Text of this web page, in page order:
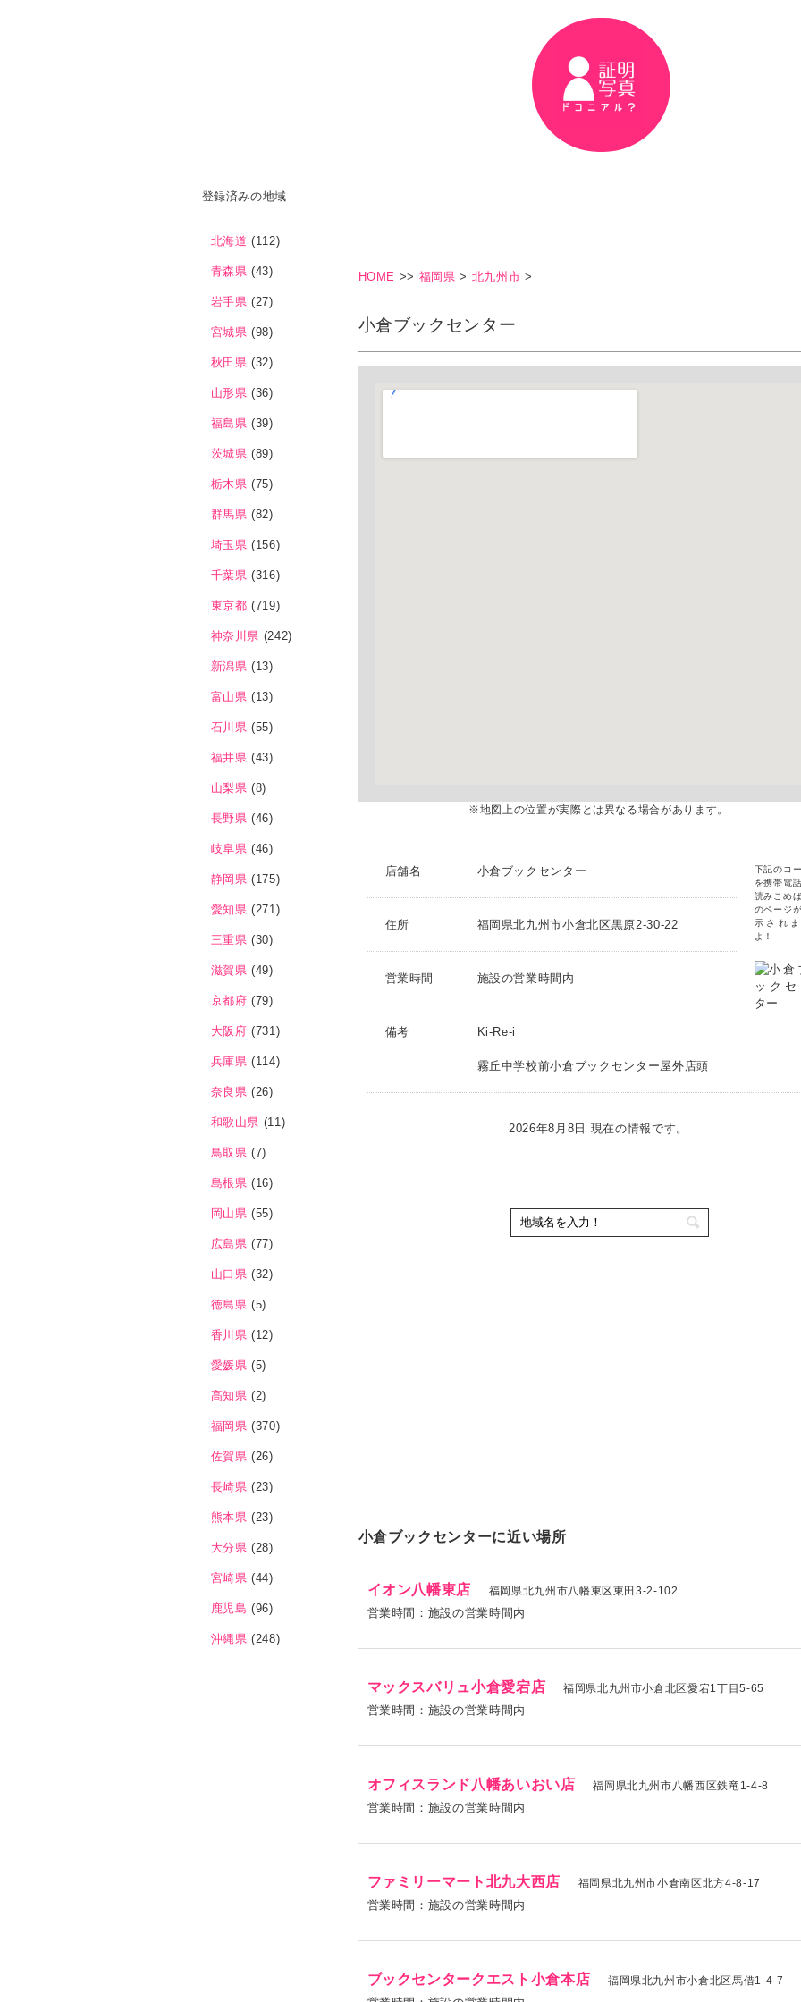
HOME >> 福岡県 > 北九州市 >
小倉ブックセンター
※地図上の位置が実際とは異なる場合があります。
店舗名 小倉ブックセンター
下記のコ
を携帯電
読みこめ
のページ
示され
よ！
住所 福岡県北九州市小倉北区黒原2-30-22
営業時間 施設の営業時間内
備考 Ki-Re-i
霧丘中学校前小倉ブックセンター屋外店頭
2026年8月8日 現在の情報です。
小倉ブックセンターに近い場所
イオン八幡東店 福岡県北九州市八幡東区東田3-2-102
営業時間：施設の営業時間内
マックスバリュ小倉愛宕店 福岡県北九州市小倉北区愛宕1丁目5-65
営業時間：施設の営業時間内
オフィスランド八幡あいおい店 福岡県北九州市八幡西区鉄竜1-4-8
営業時間：施設の営業時間内
ファミリーマート北九大西店 福岡県北九州市小倉南区北方4-8-17
営業時間：施設の営業時間内
ブックセンタークエスト小倉本店 福岡県北九州市小倉北区馬借1-4-7
登録済みの地域
北海道 (112)
青森県 (43)
岩手県 (27)
宮城県 (98)
秋田県 (32)
山形県 (36)
福島県 (39)
茨城県 (89)
栃木県 (75)
群馬県 (82)
埼玉県 (156)
千葉県 (316)
東京都 (719)
神奈川県 (242)
新潟県 (13)
富山県 (13)
石川県 (55)
福井県 (43)
山梨県 (8)
長野県 (46)
岐阜県 (46)
静岡県 (175)
愛知県 (271)
三重県 (30)
滋賀県 (49)
京都府 (79)
大阪府 (731)
兵庫県 (114)
奈良県 (26)
和歌山県 (11)
鳥取県 (7)
島根県 (16)
岡山県 (55)
広島県 (77)
山口県 (32)
徳島県 (5)
香川県 (12)
愛媛県 (5)
高知県 (2)
福岡県 (370)
佐賀県 (26)
長崎県 (23)
熊本県 (23)
大分県 (28)
宮崎県 (44)
鹿児島 (96)
沖縄県 (248)